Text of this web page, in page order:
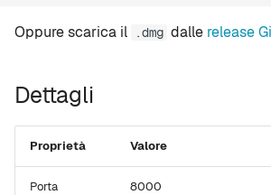
web
leaderboard
compare
Oppure scarica il .dmg dalle release
Dettagli
Proprietà Valore
Porta
8000